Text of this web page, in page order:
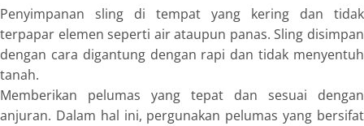
Penyimpanan sling di tempat yang kering dan tidak
terpapar elemen seperti air ataupun panas. Sling disimpan
dengan cara digantung dengan rapi dan tidak menyentuh
tanah.
Memberikan pelumas yang tepat dan sesuai dengan
anjuran. Dalam hal ini, pergunakan pelumas yang bersifat